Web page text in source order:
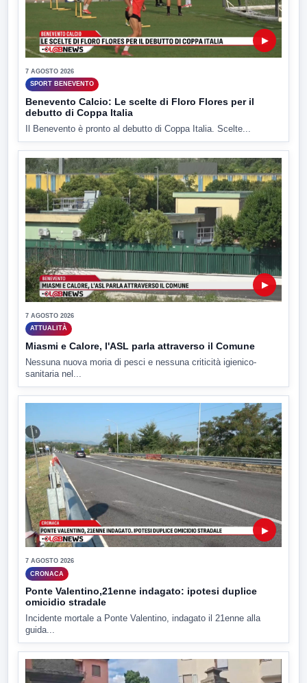
▶
7 AGOSTO 2026
SPORT BENEVENTO
Benevento Calcio: Le scelte di Floro Flores per il
debutto di Coppa Italia
Il Benevento è pronto al debutto di Coppa Italia. Scelte...
▶
7 AGOSTO 2026
ATTUALITÀ
Miasmi e Calore, l'ASL parla attraverso il Comune
Nessuna nuova moria di pesci e nessuna criticità igienico-
sanitaria nel...
▶
7 AGOSTO 2026
CRONACA
Ponte Valentino,21enne indagato: ipotesi duplice
omicidio stradale
Incidente mortale a Ponte Valentino, indagato il 21enne alla
guida...